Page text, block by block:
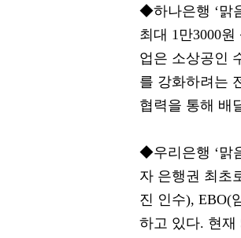
◆하나은행 ‘맑
최대 1만3000
업은 소상공인
를 강화하려는
협력을 통해 배
◆우리은행 ‘맑
자 은행권 최초
진 인수), EBO(
하고 있다. 현재